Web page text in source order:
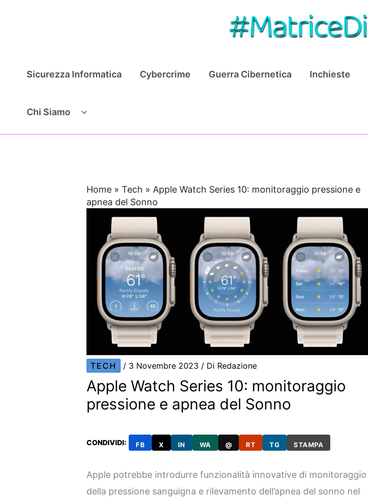
Sicurezza Informatica Cybercrime Guerra Cibernetica Inchieste
Chi Siamo
Home »Tech » Apple Watch Series 10: monitoraggio pressione e
apnea del Sonno
TECH / 3 Novembre 2023 / Di Redazione
Apple Watch Series 10: monitoraggio
pressione e apnea del Sonno
CONDIVIDI: FB X IN WA @ RT TG STAMPA
Apple potrebbe introdurre funzionalità innovative di monitoraggio
della pressione sanguigna e rilevamento dell’apnea del sonno nel